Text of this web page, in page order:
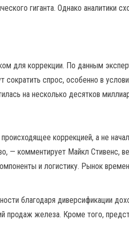
гиганта. Однако аналитики
для коррекции. По данным
спрос, особенно в
на несколько десятков
коррекцией, а не
— комментирует Майкл Стивенс,
и логистику. Рынок
благодаря диверсификации
продаж железа. Кроме того,